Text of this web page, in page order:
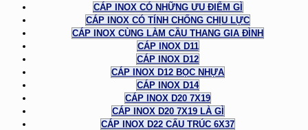
CÁP INOX CÓ NHỮNG ƯU ĐIỂM GÌ
CÁP INOX CÓ TÍNH CHỐNG CHỊU LỰC
CÁP INOX CÙNG LÀM CẦU THANG GIA ĐÌNH
CÁP INOX D11
CÁP INOX D12
CÁP INOX D12 BỌC NHỰA
CÁP INOX D14
CÁP INOX D20 7X19
CÁP INOX D20 7X19 LÀ GÌ
CÁP INOX D22 CẤU TRÚC 6X37